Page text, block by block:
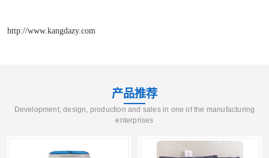
http://www.kangdazy.com
产品推荐
Development, design, production and sales in one of the manufacturing
enterprises